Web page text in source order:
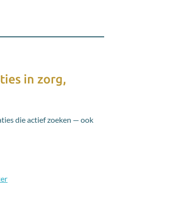
in zorg,
die actief zoeken — ook